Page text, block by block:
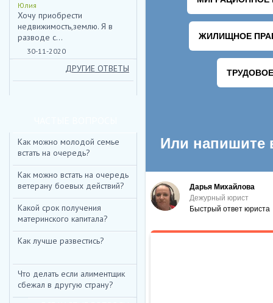
Юлия
Хочу приобрести
недвижимость,землю. Я в
разводе с...
30-11-2020
ДРУГИЕ ОТВЕТЫ
Как можно молодой семье
встать на очередь?
Как можно встать на очередь
ветерану боевых действий?
Какой срок получения
материнского капитала?
Как лучше развестись?
Что делать если алиментщик
сбежал в другую страну?